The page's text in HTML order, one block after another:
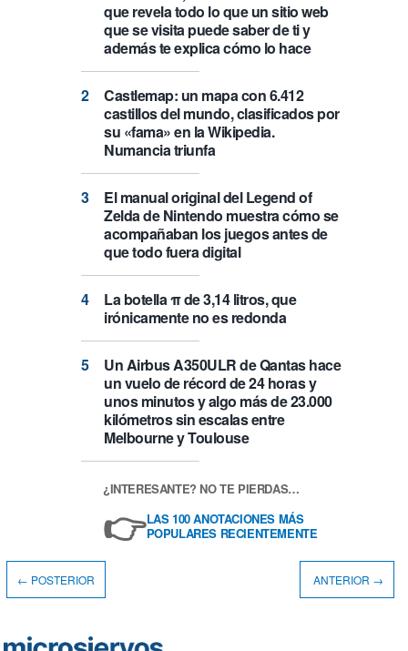
que revela todo lo que un sitio web
que se visita puede saber de ti y
además te explica cómo lo hace
Castlemap: un mapa con 6.412
castillos del mundo, clasificados por
su «fama» en la Wikipedia.
Numancia triunfa
El manual original del Legend of
Zelda de Nintendo muestra cómo se
acompañaban los juegos antes de
que todo fuera digital
La botella π de 3,14 litros, que
irónicamente no es redonda
Un Airbus A350ULR de Qantas hace
un vuelo de récord de 24 horas y
unos minutos y algo más de 23.000
kilómetros sin escalas entre
Melbourne y Toulouse
¿INTERESANTE? NO TE PIERDAS…
👉LAS 100 ANOTACIONES MÁS
POPULARES RECIENTEMENTE
← POSTERIOR ANTERIOR →